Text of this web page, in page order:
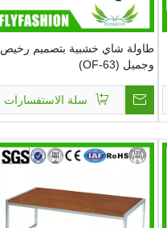
طاولة شاي خشبية بتصميم رخيص
وجميل (OF-63)
سلة الاستفسارات